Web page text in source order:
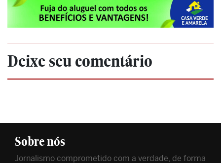
Deixe seu comentário
Sobre nós
Jornalismo comprometido com a verdade, de forma